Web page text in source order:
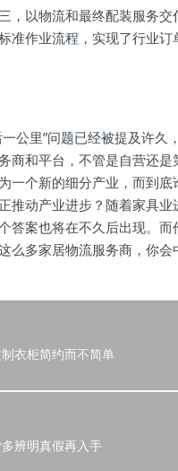
，以物流和最终配装服务交
准作业流程，实现了行业订
公里”问题已经被提及许久
商和平台，不管是自营还是
一个新的细分产业，而到底
推动产业进步？随着家具业
答案也将在不久后出现。而
么多家居物流服务商，你会
制衣柜简约而不简单
辨明真假再入手